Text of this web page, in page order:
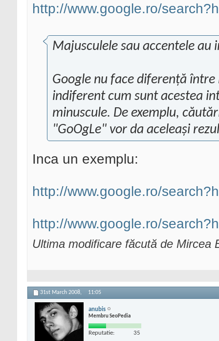
http://www.google.ro/
Majusculele sau accentele au
Google nu face diferenţă
indiferent cum sunt acestea
minuscule. De exemplu,
"GoOgLe" vor da aceleaşi
Inca un exemplu:
http://www.google.ro/
http://www.google.ro/
Ultima modificare făcută de
31st March 2008, 11:05
anubis
Membru SeoPedia
Reputatie: 35